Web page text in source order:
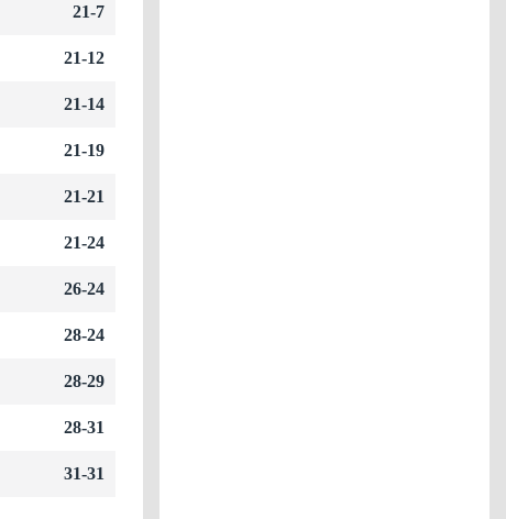
21-7
21-12
21-14
21-19
21-21
21-24
26-24
28-24
28-29
28-31
31-31